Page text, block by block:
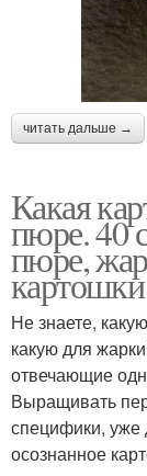
читать дальше →
Какая
пюре. 40
пюре,
Не знаете,
какую для
отвечающие
Выращивать
специфики, уже
осознанное